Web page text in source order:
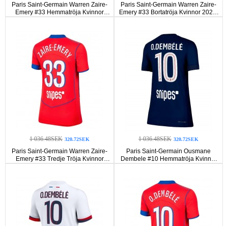
Paris Saint-Germain Warren Zaire-
Emery #33 Hemmatröja Kvinnor
2025-26 Korta ärmar
Paris Saint-Germain Warren Zaire-
Emery #33 Bortatröja Kvinnor 2025-
26 Korta ärmar
1 036.48SEK 320.72SEK
Paris Saint-Germain Warren Zaire-
Emery #33 Tredje Tröja Kvinnor
2025-26 Korta ärmar
1 036.48SEK 320.72SEK
Paris Saint-Germain Ousmane
Dembele #10 Hemmatröja Kvinnor
2025-26 Korta ärmar